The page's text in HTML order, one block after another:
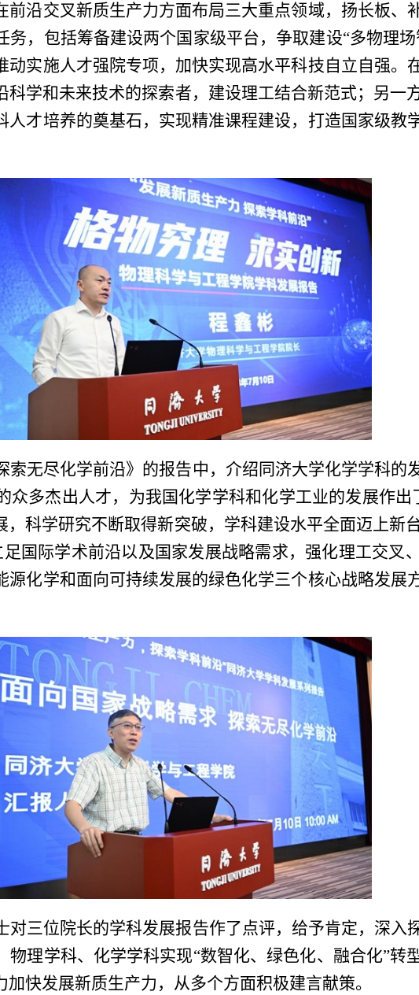
沿交叉新质生产力方面布局三大重点领域，扬长板、
务，包括筹备建设两个国家级平台，争取建设“多物理
实施人才强院专项，加快实现高水平科技自立自强。
学和未来技术的探索者，建设理工结合新范式；另一
才培养的奠基石，实现精准课程建设，打造国家级教
索无尽化学前沿》的报告中，介绍同济大学化学学科的
众多杰出人才，为我国化学学科和化学工业的发展作出
科学研究不断取得新突破，学科建设水平全面迈上新台
国际学术前沿以及国家发展战略需求，强化理工交叉
化学和面向可持续发展的绿色化学三个核心战略发展
对三位院长的学科发展报告作了点评，给予肯定，深入
物理学科、化学学科实现“数智化、绿色化、融合化”转
快发展新质生产力，从多个方面积极建言献策。